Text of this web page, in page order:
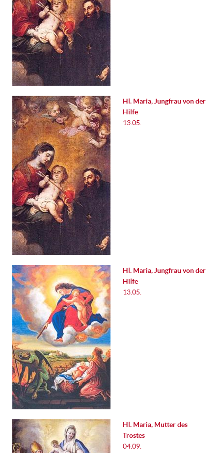
Hl. Maria, Jungfrau von der
Hilfe
13.05.
Hl. Maria, Jungfrau von der
Hilfe
13.05.
Hl. Maria, Mutter des
Trostes
04.09.